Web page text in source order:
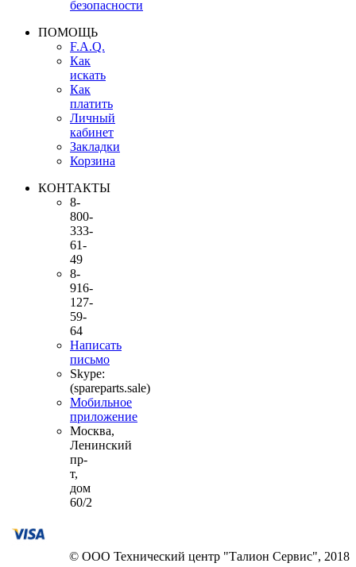
безопасности
ПОМОЩЬ
F.A.Q.
Как
искать
Как
платить
Личный
кабинет
Закладки
Корзина
КОНТАКТЫ
8-
800-
333-
61-
49
8-
916-
127-
59-
64
Написать
письмо
Skype:
(spareparts.sale)
Мобильное
приложение
Москва,
Ленинский
пр-
т,
дом
60/2
© ООО Технический центр "Талион Сервис", 2018